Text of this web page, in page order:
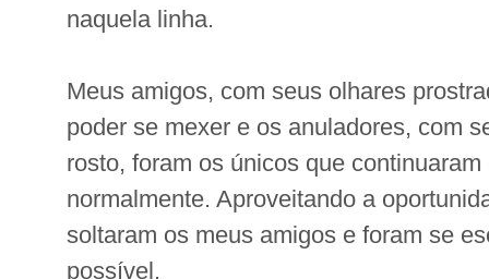
naquela linha.
Meus amigos, com seus olhares
poder se mexer e os anuladores, com
rosto, foram os únicos que
normalmente. Aproveitando a
soltaram os meus amigos e foram se
possível.